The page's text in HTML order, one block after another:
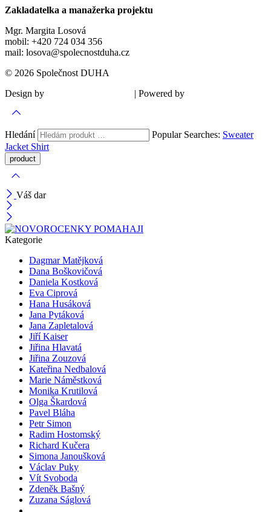
Zakladatelka a manažerka projektu
Mgr. Margita Losová
mobil: +420 724 034 356
mail: losova@spolecnostduha.cz
© 2026 Společnost DUHA
Design by
| Powered by
Hledání Popular Searches: Sweater
Jacket Shirt
Váš dar
Kategorie
Dagmar Matějková
Dana Boškovičová
Daniela Kostková
Eva Ciprová
Hana Husáková
Jana Pytáková
Jana Zapletalová
Jiří Kaiser
Jiřina Hlavatá
Jiřina Zouzová
Kateřina Nedbalová
Marie Náměstková
Monika Krutilová
Olga Škardová
Pavel Bláha
Petr Simon
Radim Hostomský
Richard Kučera
Simona Janoušková
Václav Puky
Vít Svoboda
Zdeněk Bašný
Zuzana Ságlová